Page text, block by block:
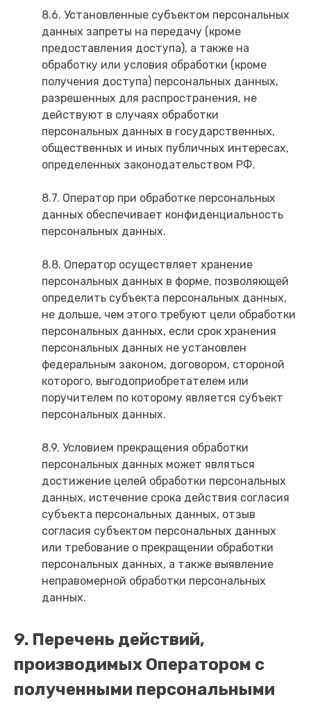
8.6. Установленные субъектом персональных
данных запреты на передачу (кроме
предоставления доступа), а также на
обработку или условия обработки (кроме
получения доступа) персональных данных,
разрешенных для распространения, не
действуют в случаях обработки
персональных данных в государственных,
общественных и иных публичных интересах,
определенных законодательством РФ.
8.7. Оператор при обработке персональных
данных обеспечивает конфиденциальность
персональных данных.
8.8. Оператор осуществляет хранение
персональных данных в форме, позволяющей
определить субъекта персональных данных,
не дольше, чем этого требуют цели обработки
персональных данных, если срок хранения
персональных данных не установлен
федеральным законом, договором, стороной
которого, выгодоприобретателем или
поручителем по которому является субъект
персональных данных.
8.9. Условием прекращения обработки
персональных данных может являться
достижение целей обработки персональных
данных, истечение срока действия согласия
субъекта персональных данных, отзыв
согласия субъектом персональных данных
или требование о прекращении обработки
персональных данных, а также выявление
неправомерной обработки персональных
данных.
9. Перечень действий,
производимых Оператором с
полученными персональными